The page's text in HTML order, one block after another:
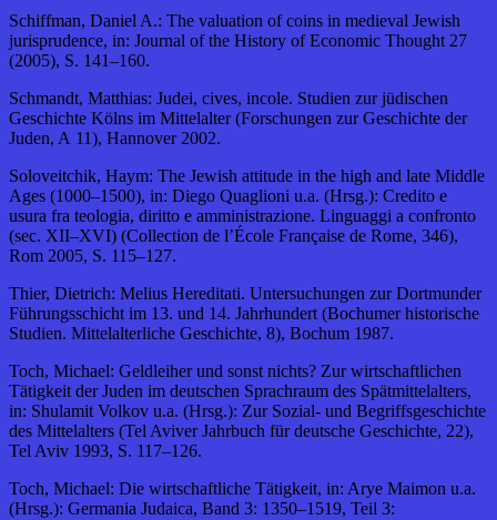
Schiffman, Daniel A.: The valuation of coins in medieval Jewish
jurisprudence, in: Journal of the History of Economic Thought 27
(2005), S. 141–160.
Schmandt, Matthias: Judei, cives, incole. Studien zur jüdischen
Geschichte Kölns im Mittelalter (Forschungen zur Geschichte der
Juden, A 11), Hannover 2002.
Soloveitchik, Haym: The Jewish attitude in the high and late Middle
Ages (1000–1500), in: Diego Quaglioni u.a. (Hrsg.): Credito e
usura fra teologia, diritto e amministrazione. Linguaggi a confronto
(sec. XII–XVI) (Collection de l’École Française de Rome, 346),
Rom 2005, S. 115–127.
Thier, Dietrich: Melius Hereditati. Untersuchungen zur Dortmunder
Führungsschicht im 13. und 14. Jahrhundert (Bochumer historische
Studien. Mittelalterliche Geschichte, 8), Bochum 1987.
Toch, Michael: Geldleiher und sonst nichts? Zur wirtschaftlichen
Tätigkeit der Juden im deutschen Sprachraum des Spätmittelalters,
in: Shulamit Volkov u.a. (Hrsg.): Zur Sozial- und Begriffsgeschichte
des Mittelalters (Tel Aviver Jahrbuch für deutsche Geschichte, 22),
Tel Aviv 1993, S. 117–126.
Toch, Michael: Die wirtschaftliche Tätigkeit, in: Arye Maimon u.a.
(Hrsg.): Germania Judaica, Band 3: 1350–1519, Teil 3: